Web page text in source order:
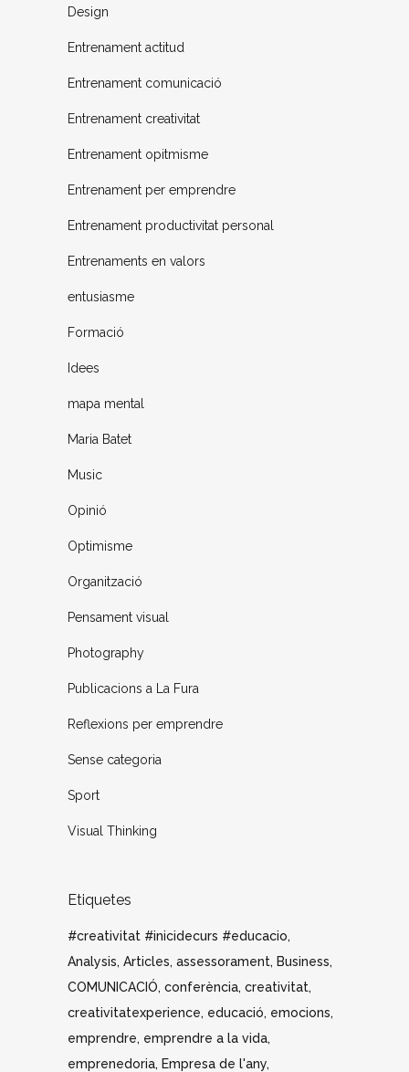
Design
Entrenament actitud
Entrenament comunicació
Entrenament creativitat
Entrenament opitmisme
Entrenament per emprendre
Entrenament productivitat personal
Entrenaments en valors
entusiasme
Formació
Idees
mapa mental
Maria Batet
Music
Opinió
Optimisme
Organització
Pensament visual
Photography
Publicacions a La Fura
Reflexions per emprendre
Sense categoria
Sport
Visual Thinking
Etiquetes
#creativitat #inicidecurs #educacio
Analysis Articles assessorament Business
COMUNICACIÓ conferència creativitat
creativitatexperience educació emocions
emprendre emprendre a la vida
emprenedoria Empresa de l'any